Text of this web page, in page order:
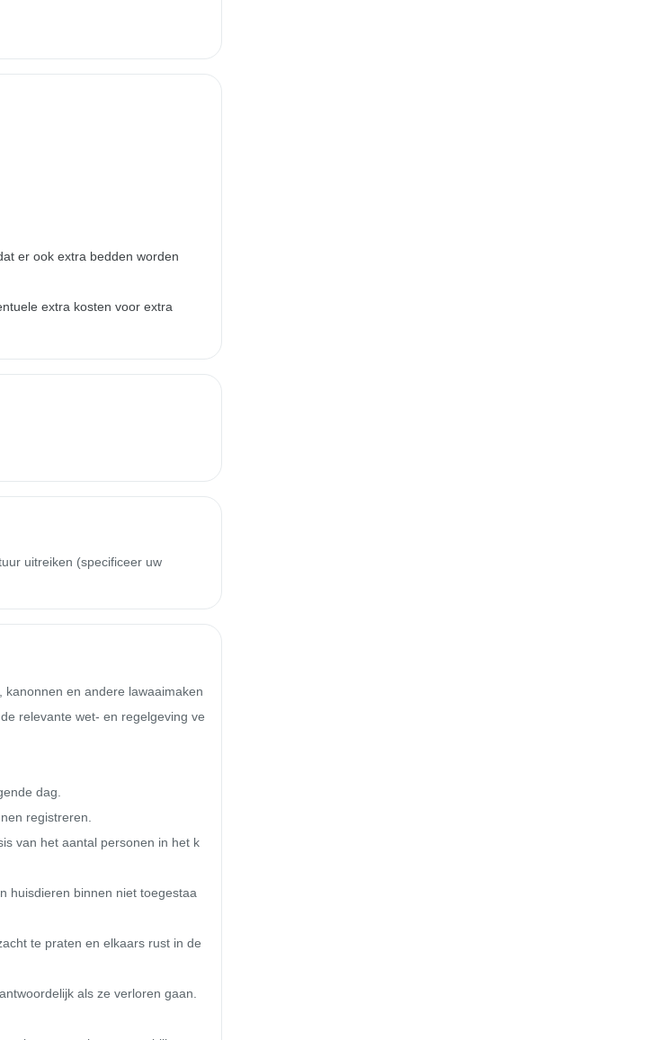
er ook extra bedden worden
extra kosten voor extra
uitreiken (specificeer uw
kanonnen en andere lawaaimaken
relevante wet- en regelgeving ve
dag.
registreren.
van het aantal personen in het k
huisdieren binnen niet toegestaa
te praten en elkaars rust in de
als ze verloren gaan.